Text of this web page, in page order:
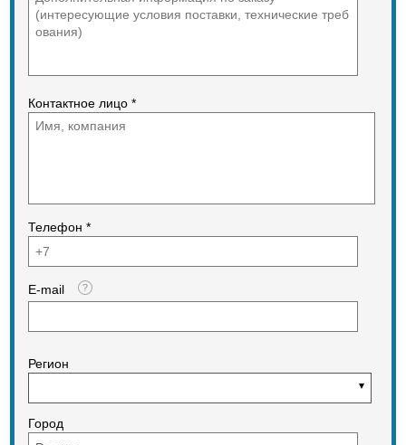
Контактное лицо *
Телефон *
E-mail
Регион
Город